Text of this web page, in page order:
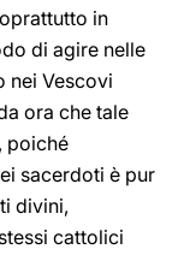
in
di agire nelle
nei Vescovi
ora che tale
poiché
sacerdoti è pur
divini,
cattolici